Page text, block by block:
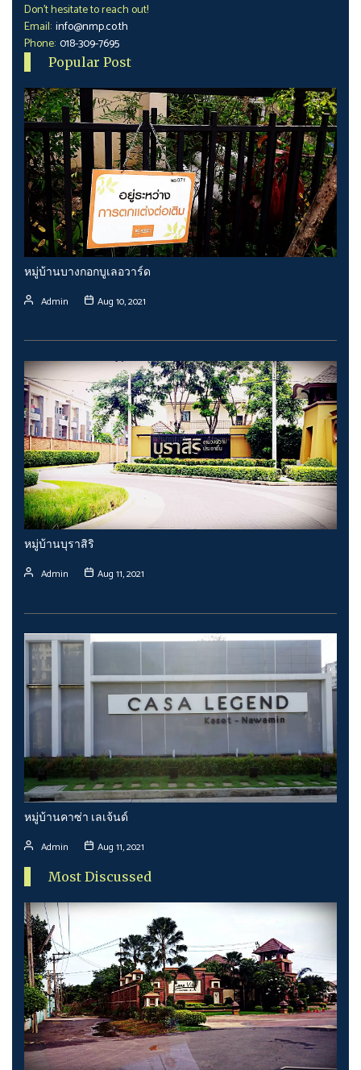
Don't hesitate to reach out!
Email: info@nmp.co.th
Phone: 018-309-7695
Popular Post
หมู่บ้านบางกอกบูเลอวาร์ด
Admin Aug 10, 2021
หมู่บ้านบุราสิริ
Admin Aug 11, 2021
หมู่บ้านคาซ่า เลเจ้นด์
Admin Aug 11, 2021
Most Discussed